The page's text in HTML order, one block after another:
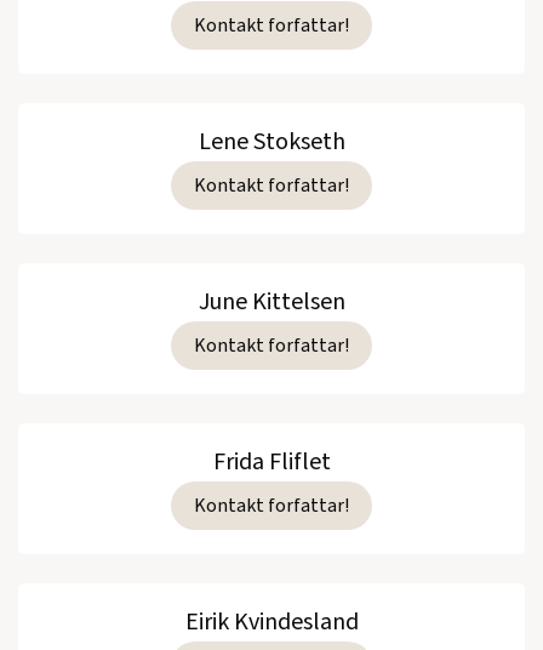
Kontakt forfattar!
Lene Stokseth
Kontakt forfattar!
June Kittelsen
Kontakt forfattar!
Frida Fliflet
Kontakt forfattar!
Eirik Kvindesland